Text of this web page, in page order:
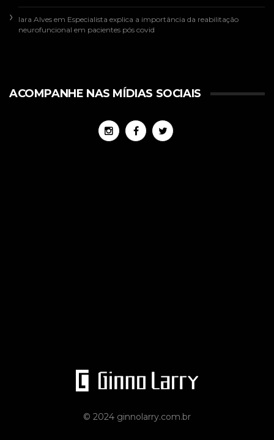
Iara Alves em Especialista explica a importância da reabilitação
neurofuncional em pacientes pós covid
ACOMPANHE NAS MÍDIAS SOCIAIS
© 2024 ginnolarry.com.br